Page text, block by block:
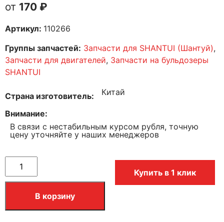
170 ₽
Артикул: 110266
Группы запчастей: Запчасти для SHANTUI (Шантуй),
Запчасти для двигателей, Запчасти на бульдозеры
SHANTUI
Страна изготовитель Китай
Внимание
В связи с нестабильным курсом рубля, точную
цену уточняйте у наших менеджеров
В корзину
Купить в 1 клик